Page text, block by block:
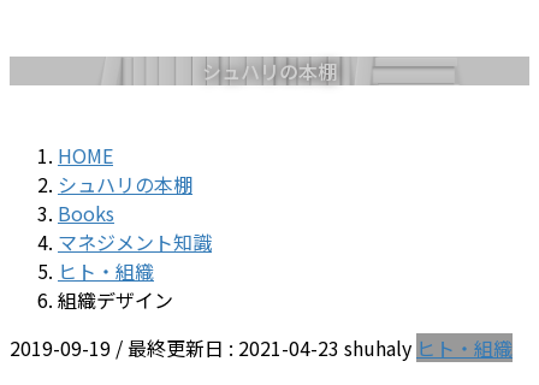
シュハリの本棚
HOME
シュハリの本棚
Books
マネジメント知識
ヒト・組織
組織デザイン
2019-09-19 / 最終更新日 : 2021-04-23 shuhaly ヒト・組織